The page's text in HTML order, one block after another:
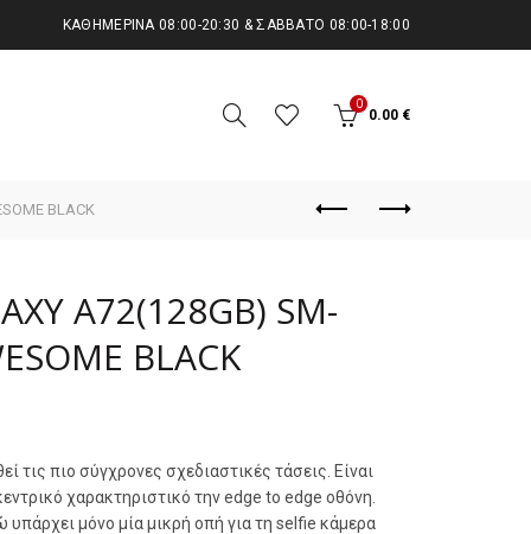
KΑΘΗΜΕΡΙΝΆ 08:00-20:30 & ΣΆΒΒΑΤΟ 08:00-18:00
0
0.00 €
BLACK
A72(128GB) SM-
BLACK
τις πιο σύγχρονες σχεδιαστικές τάσεις. Είναι
χαρακτηριστικό την edge to edge οθόνη.
υπάρχει μόνο μία μικρή οπή για τη selfie κάμερα